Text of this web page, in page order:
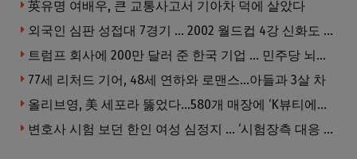
英유명 여배우, 큰 교통사고서 기아차 덕에 살았다
외국인 심판 성접대 7경기 … 2002 월드컵 4강 신화도 흔들
트럼프 회사에 200만 달러 준 한국 기업 … 민주당 뇌물의혹 조사
77세 리처드 기어, 48세 연하와 로맨스…아들과 3살 차
올리브영, 美 세포라 뚫었다…580개 매장에 ‘K뷰티에딧’ 론칭
변호사 시험 보던 한인 여성 심정지 … ‘시험장측 대응 부적절’ 소송